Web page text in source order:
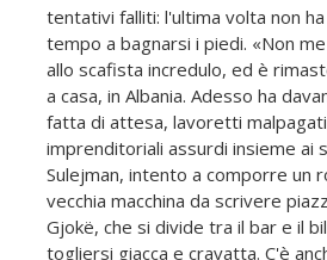
tentativi falliti: l'ultima volta non
tempo a bagnarsi i piedi. «Non
allo scafista incredulo, ed è
a casa, in Albania. Adesso ha
fatta di attesa, lavoretti
imprenditoriali assurdi insieme ai
Sulejman, intento a comporre un
vecchia macchina da scrivere
Gjokë, che si divide tra il bar e il
togliersi giacca e cravatta. C'è